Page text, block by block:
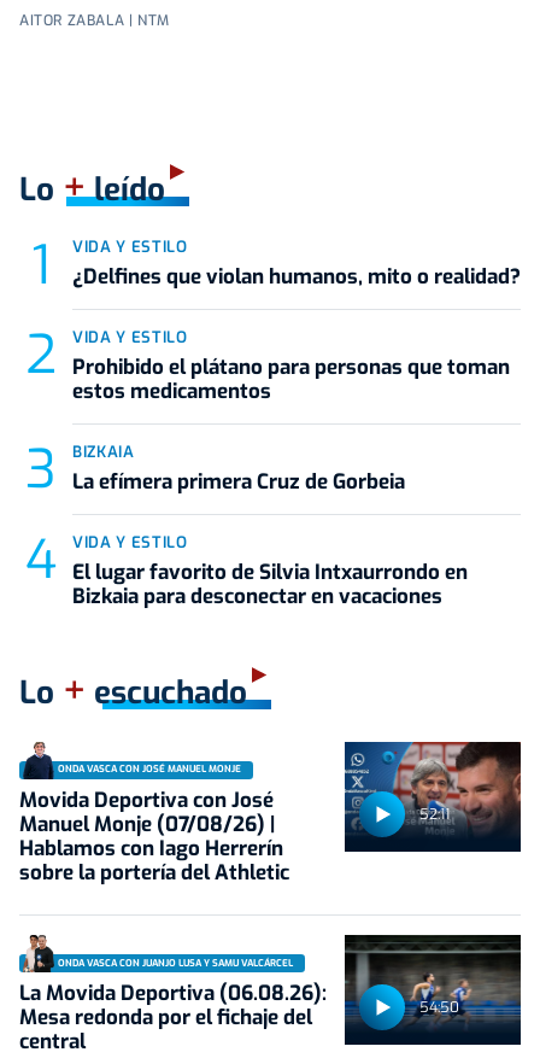
AITOR ZABALA | NTM
Lo +leído
VIDA Y ESTILO
¿Delfines que violan humanos, mito o realidad?
VIDA Y ESTILO
Prohibido el plátano para personas que toman
estos medicamentos
BIZKAIA
La efímera primera Cruz de Gorbeia
VIDA Y ESTILO
El lugar favorito de Silvia Intxaurrondo en
Bizkaia para desconectar en vacaciones
Lo + escuchado
52:11
ONDA VASCA CON JOSÉ MANUEL MONJE
Movida Deportiva con José
Manuel Monje (07/08/26) |
Hablamos con Iago Herrerín
sobre la portería del Athletic
54:50
ONDA VASCA CON JUANJO LUSA Y SAMU VALCÁRCEL
La Movida Deportiva (06.08.26):
Mesa redonda por el fichaje del
central